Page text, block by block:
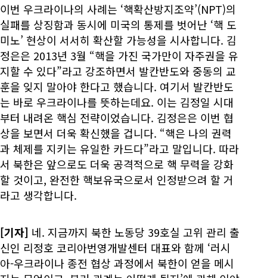
이번 우크라이나의 사례는 ‘핵확산방지조약’(NPT)의
실패를 상징함과 동시에 미국의 통제를 벗어난 ‘핵 도
미노’ 현상이 서서히 확산할 가능성을 시사합니다. 김
정은은 2013년 3월 “핵을 가진 국가만이 자주권을 유
지할 수 있다”라고 강조하면서 발칸반도와 중동의 교
훈을 잊지 말아야 한다고 했습니다. 여기서 발칸반도
는 바로 우크라이나를 뜻하는데요. 이는 김정일 시대
부터 내려온 핵심 전략이었습니다. 김정은은 이번 협
상을 보면서 더욱 확신했을 겁니다. “핵은 나의 권력
과 체제를 지키는 유일한 카드다”라고 말입니다. 따라
서 북한은 앞으로도 더욱 공격적으로 핵 무력을 강화
할 것이고, 완전한 핵보유국으로서 인정받으려 할 거
라고 생각합니다.
[기자] 네. 지금까지 북한 노동당 39호실 고위 관리 출
신인 리정호 코리아번영개발센터 대표와 함께 ‘러시
아-우크라이나 종전 협상 과정에서 북한이 얻을 메시